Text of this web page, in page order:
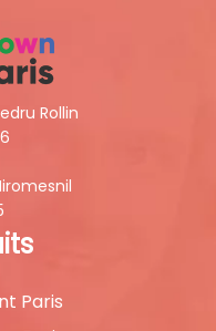
Rollin
Paris